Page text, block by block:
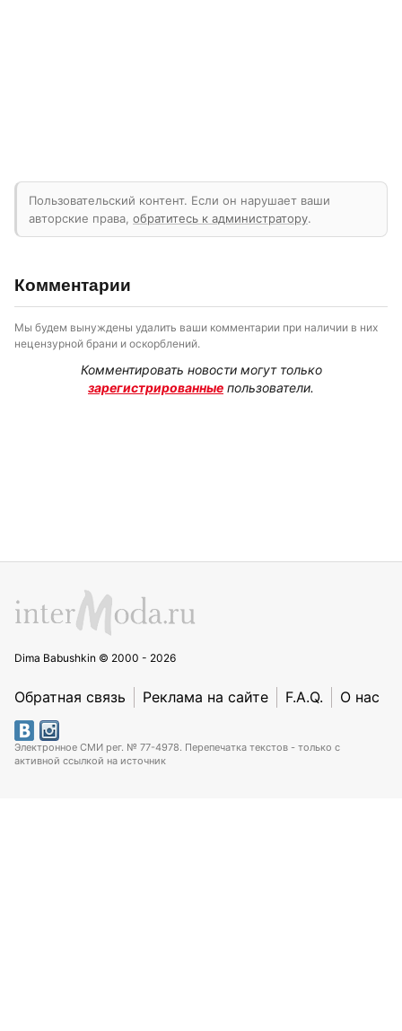
Пользовательский контент. Если он нарушает ваши
авторские права, обратитесь к администратору.
Комментарии
Мы будем вынуждены удалить ваши комментарии при наличии в них
нецензурной брани и оскорблений.
Комментировать новости могут только
зарегистрированные пользователи.
Dima Babushkin © 2000 - 2026
Обратная связь Реклама на сайте F.A.Q. О нас
Электронное СМИ рег. № 77-4978. Перепечатка текстов - только с
активной ссылкой на источник